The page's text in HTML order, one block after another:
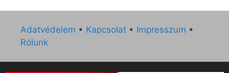
Adatvédelem • Kapcsolat • Impresszum •
Rólunk